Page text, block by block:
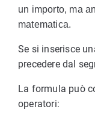
un importo, ma
matematica.
Se si inserisce
precedere dal
La formula può
operatori: